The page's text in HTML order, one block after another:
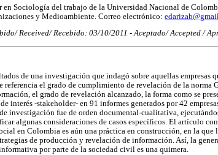
Sociología del trabajo de la Universidad Nacional de
y Medioambiente. Correo electrónico:
Received/ Recebido: 03/10/2011 - Aceptado/ Accepted /
de una investigación que indagó sobre aquellas empresas
el grado de cumplimiento de revelación de la norma
el grado de revelación alcanzado, la forma como se
interés -stakeholder- en 91 informes generados por 42
investigación fue de orden documental-cualitativa,
algunas consideraciones de casos específicos. El artículo
en Colombia es aún una práctica en construcción, en la
de producción y revelación de información. Así, la
por parte de la sociedad civil es una quimera.